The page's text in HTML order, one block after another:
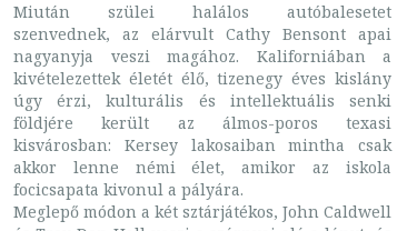
Miután szülei halálos autóbalesetet
szenvednek, az elárvult Cathy Bensont apai
nagyanyja veszi magához. Kaliforniában a
kivételezettek életét élő, tizenegy éves kislány
úgy érzi, kulturális és intellektuális senki
földjére került az álmos-poros texasi
kisvárosban: Kersey lakosaiban mintha csak
akkor lenne némi élet, amikor az iskola
focicsapata kivonul a pályára.
Meglepő módon a két sztárjátékos, John Caldwell